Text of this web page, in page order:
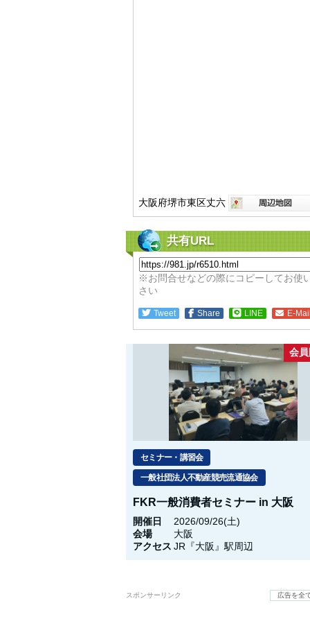
大阪府堺市東区丈六
共有URL
※お問合せなどの際にコピーしてお使
さい
Tweet Share LINE E-
会
セミナー・講習会
一般社団法人不動産競売流通協会
FKR一般消費者セミナー in 大阪
開催日
2026/09/26(土)
会場
大阪
アクセス JR『大阪』駅周辺
スポンサーリンク 広告を全